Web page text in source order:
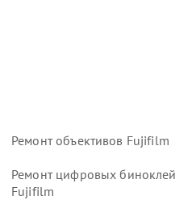
Ремонт объективов Fujifilm
Ремонт цифровых биноклей
Fujifilm